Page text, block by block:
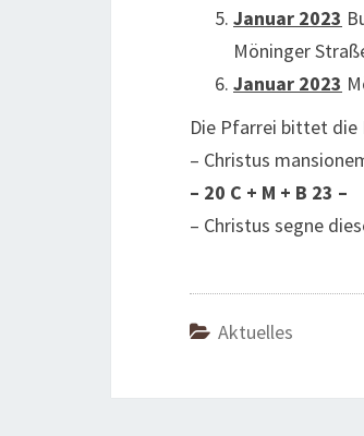
Januar 2023
Möninger
Januar 2023
Die Pfarrei bittet die
– Christus
– 20 C + M + B 23 –
– Christus segne
Aktuelles